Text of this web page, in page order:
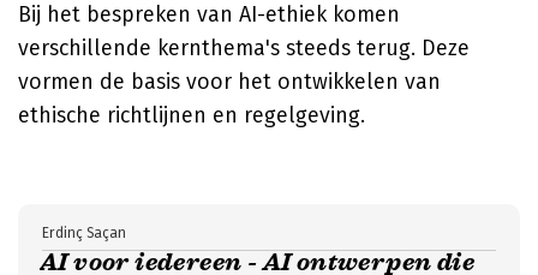
Bij het bespreken van AI-ethiek komen
verschillende kernthema's steeds terug. Deze
vormen de basis voor het ontwikkelen van
ethische richtlijnen en regelgeving.
AI voor iedereen - AI ontwerpen die
Erdinç Saçan